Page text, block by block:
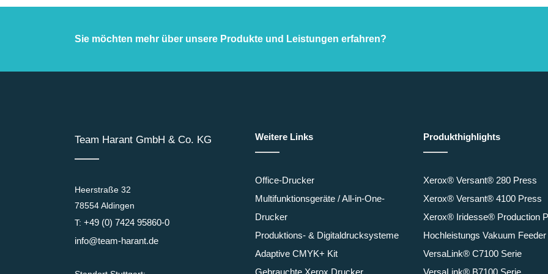
Sie möchten mehr über unsere Produkte und Leistungen erfahren?
Team Harant GmbH & Co. KG
Heerstraße 32
78554 Aldingen
T: +49 (0) 7424 95860-0
info@team-harant.de
Weitere Links
Office-Drucker
Multifunktionsgeräte / All-in-One-
Drucker
Produktions- & Digitaldrucksysteme
Adaptive CMYK+ Kit
Produkthighlights
Xerox® Versant® 280 Press
Xerox® Versant® 4100 Press
Xerox® Iridesse® Production
Hochleistungs Vakuum Feeder
VersaLink® C7100 Serie